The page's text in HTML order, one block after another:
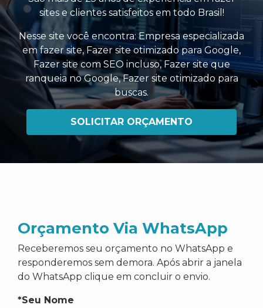
sites e clientes satisfeitos em todo Brasil!
Nesse site você encontra:Empresa especializada
em fazer site,Fazer site otimizado para Google,
Fazer site com SEO incluso, Fazer site que
ranqueia no Google,Fazer site otimizado para
buscas.
SOLICITAR ORÇAMENTO
Orçamento Via WhatsApp
Receberemos seu orçamento no WhatsApp e
responderemos sem demora. Após abrir a janela
do WhatsApp clique em concluir o envio.
*Seu Nome